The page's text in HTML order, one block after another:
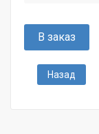
В заказ
Назад